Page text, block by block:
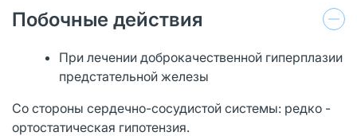
Побочные действия
При лечении доброкачественной гиперплазии
предстательной железы
Со стороны сердечно-сосудистой системы: редко -
ортостатическая гипотензия.